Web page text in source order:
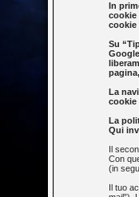
In
cookie
cookie
Su
La
cookie
La
Qui
Il
Con
(in
Il tuo